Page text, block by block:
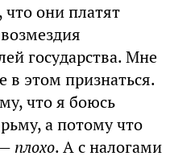
они платят
государства. Мне
в этом признаться.
что я боюсь
а потому что
плохо. А с налогами